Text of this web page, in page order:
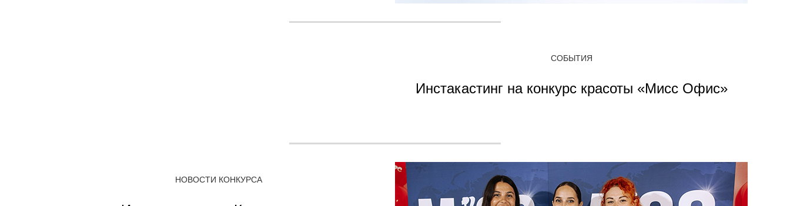
СОБЫТИЯ
Инстакастинг на конкурс красоты «Мисс Офис»
НОВОСТИ КОНКУРСА